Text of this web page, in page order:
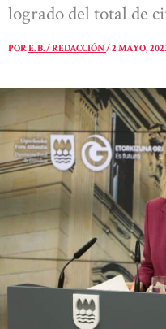
logrado del total de
PORE. B. / REDACCIÓN/2 MAYO,